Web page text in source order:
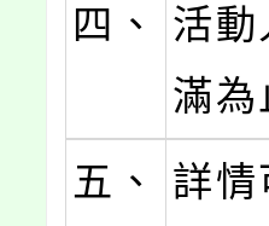
四、
活
滿為
五、
詳